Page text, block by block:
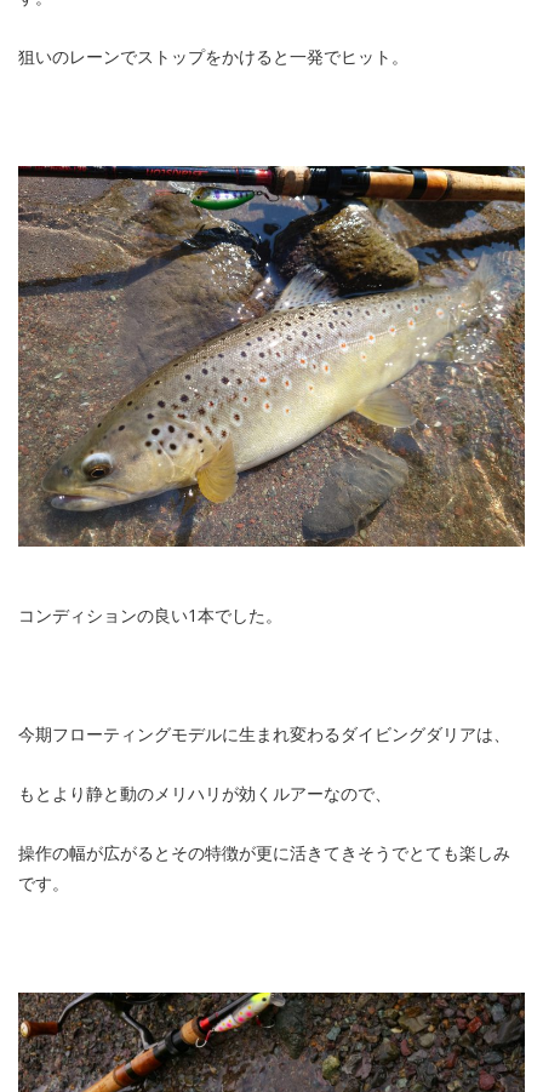
狙いのレーンでストップをかけると一発でヒット。
コンディションの良い1本でした。
今期フローティングモデルに生まれ変わるダイビングダリアは、
もとより静と動のメリハリが効くルアーなので、
操作の幅が広がるとその特徴が更に活きてきそうでとても楽しみ
です。